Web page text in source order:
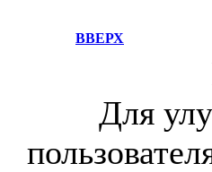
ВВЕРХ
Для